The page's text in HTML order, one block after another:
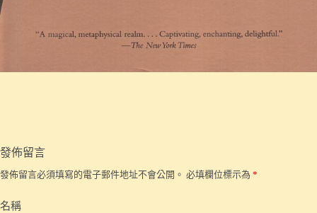
發佈留言
發佈留言必須填寫的電子郵件地址不會公開。 必填欄位標示為 *
名稱